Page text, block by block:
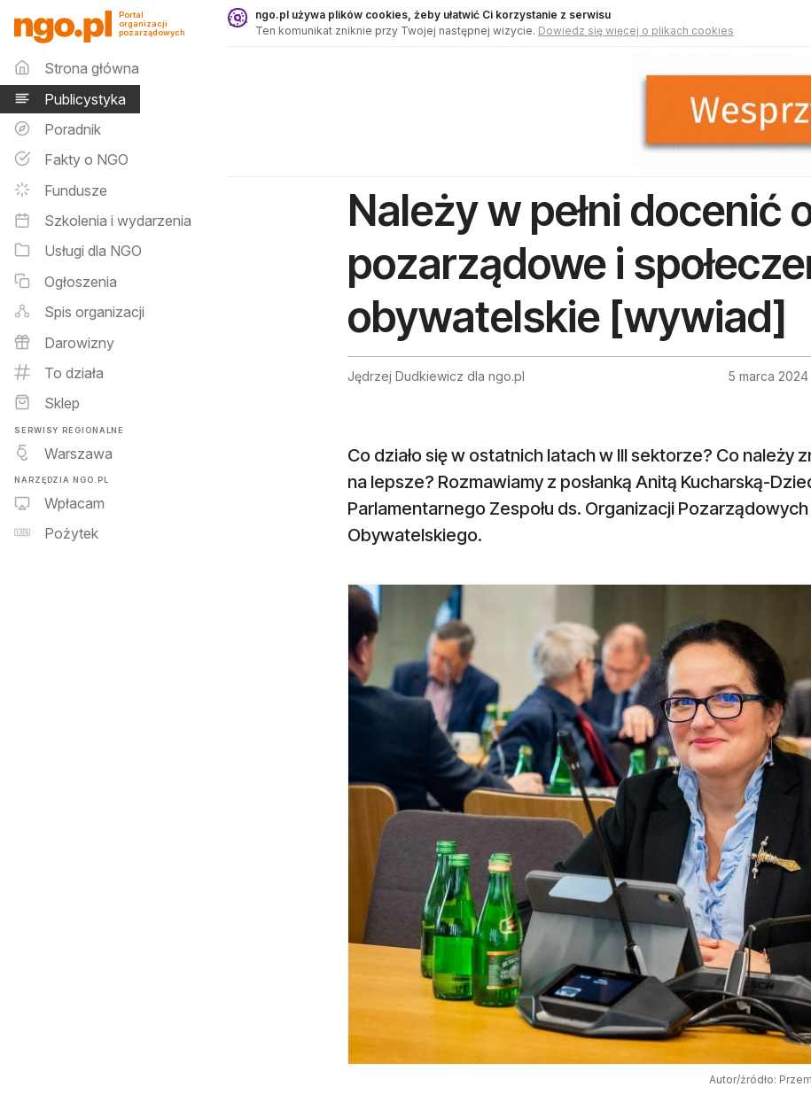
Publicystyka - ngo.pl
Portal
organizacji
pozarządowych
Menu główne
Strona główna
Publicystyka
Poradnik
Fakty o NGO
Fundusze
Szkolenia i wydarzenia
Usługi dla NGO
Ogłoszenia
Spis organizacji
Darowizny
To działa
Sklep
SERWISY REGIONALNE
Warszawa
NARZĘDZIA NGO.PL
Wpłacam
Pożytek
ngo.pl używa plików cookies, żeby ułatwić Ci korzystanie z serwisu
Ten komunikat zniknie przy Twojej następnej wizycie. Dowiedz się więcej o plikach cookies
Należy w pełni docenić
pozarządowe i
obywatelskie [wywiad]
Jędrzej Dudkiewicz dla ngo.pl 5 marca 2024
Co działo się w ostatnich latach w III sektorze? Co należy
na lepsze? Rozmawiamy z posłanką Anitą Kucharską-
Parlamentarnego Zespołu ds. Organizacji
Obywatelskiego.
Autor/źródło: